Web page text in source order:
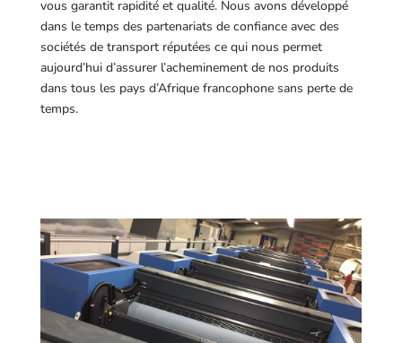
vous garantit rapidité et qualité. Nous avons développé
dans le temps des partenariats de confiance avec des
sociétés de transport réputées ce qui nous permet
aujourd’hui d’assurer l’acheminement de nos produits
dans tous les pays d’Afrique francophone sans perte de
temps.